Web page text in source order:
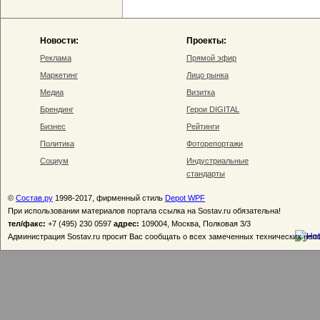
Новости:
Реклама
Маркетинг
Медиа
Брендинг
Бизнес
Политика
Социум
Проекты:
Прямой эфир
Лицо рынка
Визитка
Герои DIGITAL
Рейтинги
Фоторепортажи
Индустриальные
стандарты
© Состав.ру 1998-2017, фирменный стиль Depot WPF
При использовании материалов портала ссылка на Sostav.ru обязательна!
тел/факс: +7 (495) 230 0597 адрес: 109004, Москва, Полковая 3/3
Администрация Sostav.ru просит Вас сообщать о всех замеченных технических